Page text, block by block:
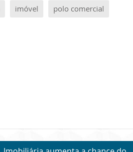
imóvel polo comercial